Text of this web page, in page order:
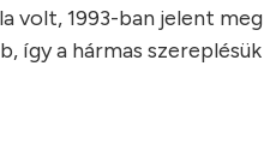
volt, 1993-ban jelent meg
így a hármas szereplésük